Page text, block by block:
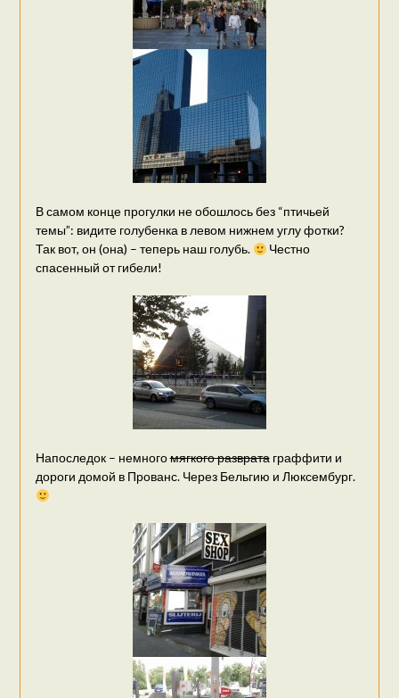
В самом конце прогулки не обошлось без “птичьей
темы”: видите голубенка в левом нижнем углу фотки?
Так вот, он (она) – теперь наш голубь.
Честно
спасенный от гибели!
Напоследок – немногомягкого развратаграффити и
дороги домой в Прованс. Через Бельгию и Люксембург.